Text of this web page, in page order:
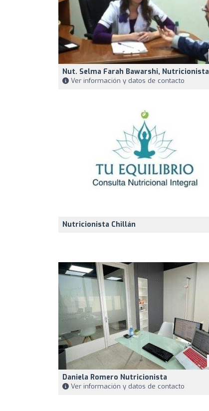
Nut. Selma Farah Bawarshi, Nutricionista
Ver información y datos de contacto
Nutricionista Chillán
Daniela Romero Nutricionista
Ver información y datos de contacto